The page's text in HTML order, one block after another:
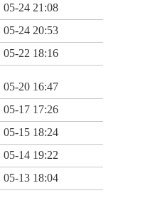
05-24 21:08
05-24 20:53
05-22 18:16
05-20 16:47
05-17 17:26
05-15 18:24
05-14 19:22
05-13 18:04